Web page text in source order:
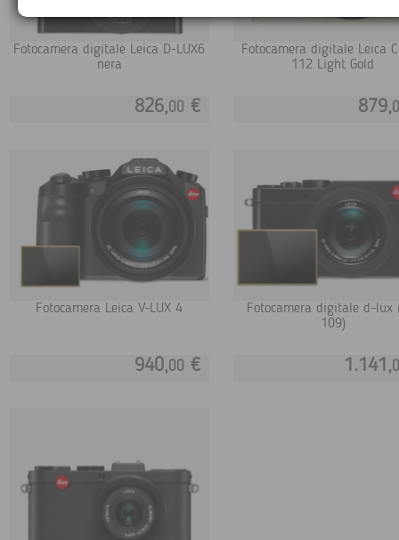
Fotocamera digitale Leica D-LUX6
nera
826,00 €
Fotocamera digitale Leica
112 Light Gold
879,
Fotocamera Leica V-LUX 4
940,00 €
Fotocamera digitale d-lux
109)
1.141,